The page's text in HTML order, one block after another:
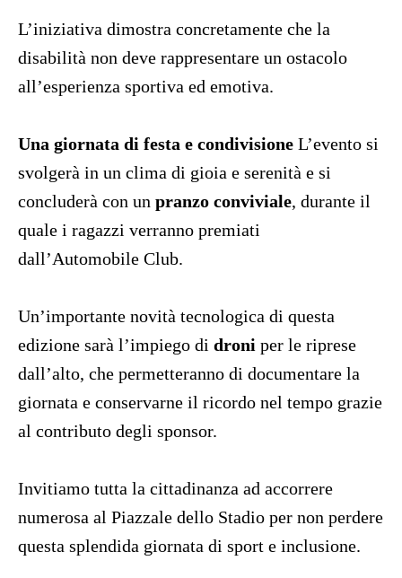
L’iniziativa dimostra concretamente che la
disabilità non deve rappresentare un ostacolo
all’esperienza sportiva ed emotiva.
Una giornata di festa e condivisione L’evento si
svolgerà in un clima di gioia e serenità e si
concluderà con un pranzo conviviale, durante il
quale i ragazzi verranno premiati
dall’Automobile Club.
Un’importante novità tecnologica di questa
edizione sarà l’impiego di droni per le riprese
dall’alto, che permetteranno di documentare la
giornata e conservarne il ricordo nel tempo grazie
al contributo degli sponsor.
Invitiamo tutta la cittadinanza ad accorrere
numerosa al Piazzale dello Stadio per non perdere
questa splendida giornata di sport e inclusione.